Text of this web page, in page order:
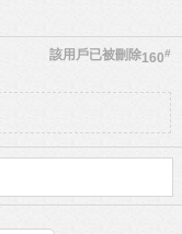
160#
該用戶已被刪除